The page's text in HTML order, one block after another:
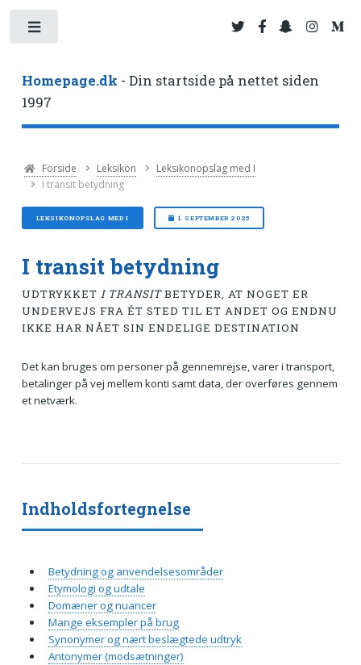
Homepage.dk - Din startside på nettet siden
1997
Forside Leksikon
Leksikonopslag med I
I transit betydning
LEKSIKONOPSLAG MED I 1. SEPTEMBER 2025
I transit betydning
UDTRYKKET I TRANSITBETYDER, AT NOGET ER
UNDERVEJS FRA ÉT STED TIL ET ANDET OG ENDNU
IKKE HAR NÅET SIN ENDELIGE DESTINATION
Det kan bruges om personer på gennemrejse, varer i transport,
betalinger på vej mellem konti samt data, der overføres gennem
et netværk.
Indholdsfortegnelse
Betydning og anvendelsesområder
Etymologi og udtale
Domæner og nuancer
Mange eksempler på brug
Synonymer og nært beslægtede udtryk
Antonymer (modsætninger)